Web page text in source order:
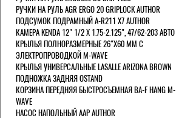
РУЧКИ НА РУЛЬ AGR ERGO 20 GRIPLOCK AUTHOR
ПОДСУМОК ПОДРАМНЫЙ A-R211 X7 AUTHOR
КАМЕРА KENDA 12" 1/2 Х 1.75-2.125", 47/62-203 АВТО
КРЫЛЬЯ ПОЛНОРАЗМЕРНЫЕ 26"Х60 ММ С
ЭЛЕКТРОПРОВОДКОЙ M-WAVE
КРЫЛЬЯ УНИВЕРСАЛЬНЫЕ LASALLE ARIZONA BROWN
ПОДНОЖКА ЗАДНЯЯ OSTAND
КОРЗИНА ПЕРЕДНЯЯ БЫСТРОСЪЕМНАЯ BA-F HANG M-
WAVE
НАСОС НАПОЛЬНЫЙ AAP AUTHOR